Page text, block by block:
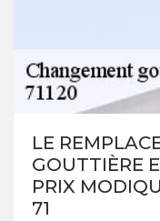
LE
GOUTTIÈRE
PRIX
71